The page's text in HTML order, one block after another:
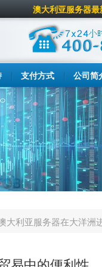
澳大利亚服务器
支付方式 公司简
大利亚服务器在大洋洲